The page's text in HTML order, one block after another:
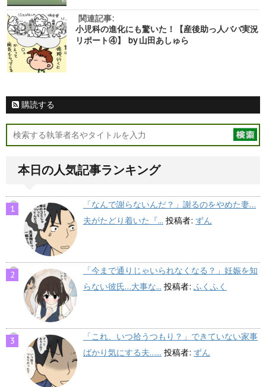
関連記事:
小児科の進化にも驚いた！【産後助っ人ババ実況
リポート④】 by 山田あしゅら
購読する
本日の人気記事ランキング
「なんで謝らないんだ？」謝るのをやめた妻…
夫がたどり着いた『... 投稿者: ずん
「今まで通りじゃいられなくなる？」妊娠を知
らない彼氏…大事な... 投稿者: ふくふく
「これ、いつ拾うつもり？」できていない家事
ばかり気にする夫…... 投稿者: ずん